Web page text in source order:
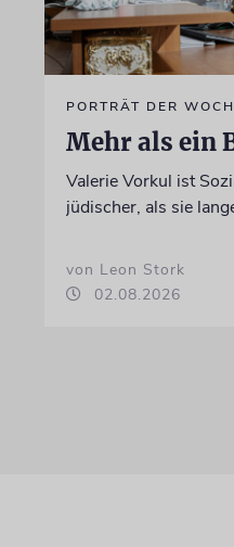
PORTRÄT DER
Mehr als ein
Valerie Vorkul ist
jüdischer, als sie
von Leon Stork
02.08.2026